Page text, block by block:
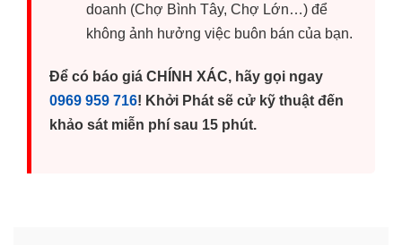
doanh (Chợ Bình Tây, Chợ Lớn…) để
không ảnh hưởng việc buôn bán của bạn.
Để có báo giá CHÍNH XÁC, hãy gọi ngay
0969 959 716! Khởi Phát sẽ cử kỹ thuật đến
khảo sát miễn phí sau 15 phút.